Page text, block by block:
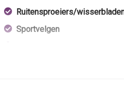
Ruitensproeiers/
Sportvelgen